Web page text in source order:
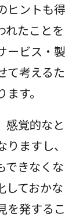
ヒントも得
れたことを
ービス・製
て考えるた
す。
感覚的なと
ますし、
できなくな
しておかな
を発するこ